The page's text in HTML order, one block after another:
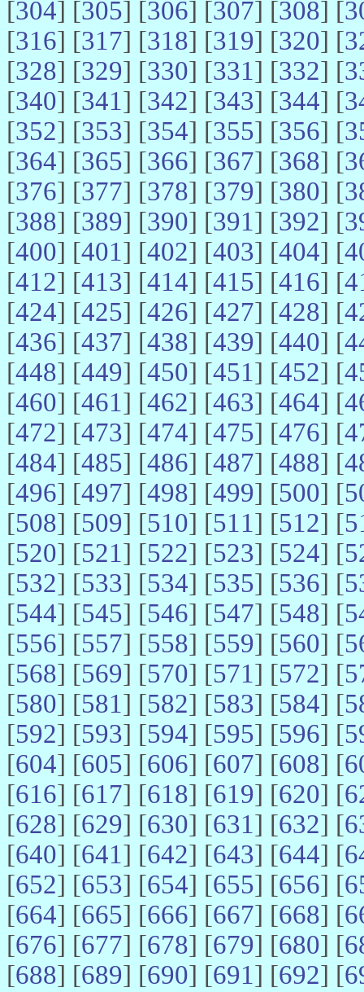
[304] [305] [306] [307] [308] [
[316] [317] [318] [319] [320] [
[328] [329] [330] [331] [332] [
[340] [341] [342] [343] [344] [
[352] [353] [354] [355] [356] [
[364] [365] [366] [367] [368] [
[376] [377] [378] [379] [380] [
[388] [389] [390] [391] [392] [
[400] [401] [402] [403] [404] [
[412] [413] [414] [415] [416] [
[424] [425] [426] [427] [428] [
[436] [437] [438] [439] [440] [
[448] [449] [450] [451] [452] [
[460] [461] [462] [463] [464] [
[472] [473] [474] [475] [476] [
[484] [485] [486] [487] [488] [
[496] [497] [498] [499] [500] [
[508] [509] [510] [511] [512] [
[520] [521] [522] [523] [524] [
[532] [533] [534] [535] [536] [
[544] [545] [546] [547] [548] [
[556] [557] [558] [559] [560] [
[568] [569] [570] [571] [572] [
[580] [581] [582] [583] [584] [
[592] [593] [594] [595] [596] [
[604] [605] [606] [607] [608] [
[616] [617] [618] [619] [620] [
[628] [629] [630] [631] [632] [
[640] [641] [642] [643] [644] [
[652] [653] [654] [655] [656] [
[664] [665] [666] [667] [668] [
[676] [677] [678] [679] [680] [
[688] [689] [690] [691] [692] [